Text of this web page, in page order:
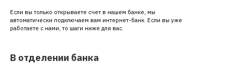
Если вы только открываете счет в нашем банке, мы
автоматически подключаем вам интернет-банк. Если вы уже
работаете с нами, то шаги ниже для вас.
В отделении банка